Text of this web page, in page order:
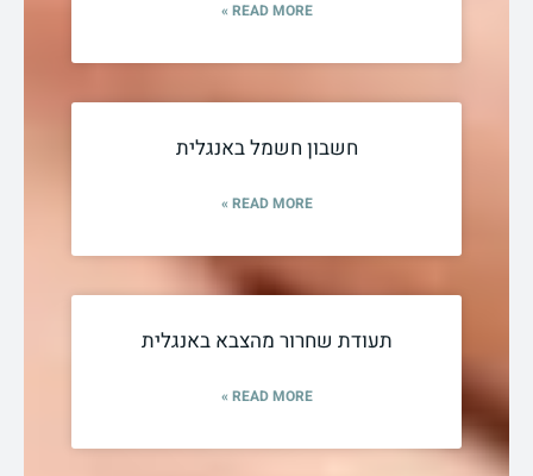
READ MORE »
חשבון חשמל באנגלית
READ MORE »
תעודת שחרור מהצבא באנגלית
READ MORE »